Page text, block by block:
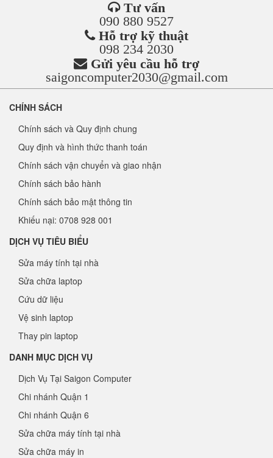
Tư vấn
090 880 9527
Hỗ trợ kỹ thuật
098 234 2030
Gửi yêu cầu hỗ trợ
saigoncomputer2030@gmail.com
CHÍNH SÁCH
Chính sách và Quy định chung
Quy định và hình thức thanh toán
Chính sách vận chuyển và giao nhận
Chính sách bảo hành
Chính sách bảo mật thông tin
Khiếu nại: 0708 928 001
DỊCH VỤ TIÊU BIỂU
Sửa máy tính tại nhà
Sửa chữa laptop
Cứu dữ liệu
Vệ sinh laptop
Thay pin laptop
DANH MỤC DỊCH VỤ
Dịch Vụ Tại Saigon Computer
Chi nhánh Quận 1
Chi nhánh Quận 6
Sửa chữa máy tính tại nhà
Sửa chữa máy in